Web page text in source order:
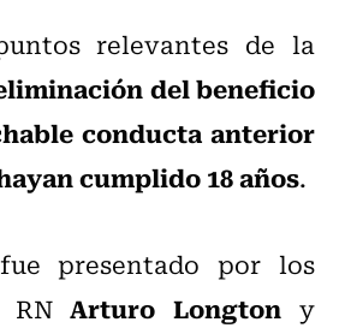
relevantes de la
del beneficio
conducta anterior
cumplido 18 años.
presentado por los
RNArturo Longton y